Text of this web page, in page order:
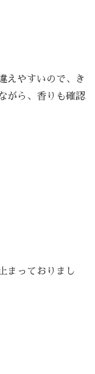
えやすいので、き
がら、香りも確認
まっておりまし